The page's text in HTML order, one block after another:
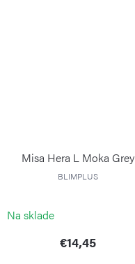
Misa Hera L Moka Grey
BLIMPLUS
Na sklade
€14,45